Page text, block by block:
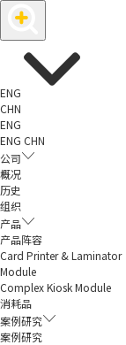
ENG
CHN
ENG
ENG CHN
公司
概况
历史
组织
产品
产品阵容
Card Printer & Laminator
Module
Complex Kiosk Module
消耗品
案例研究
案例研究